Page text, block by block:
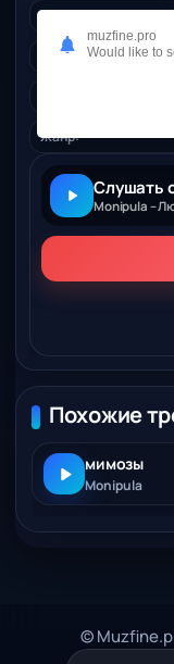
Исполнитель:
Длительность:
Жанр:
Слушать
Monipula –
Похожие
мимозы
Monipula
©
muzfine.pro
Would like to